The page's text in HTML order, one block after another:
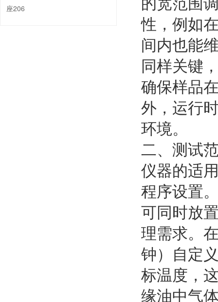
性，例如
间内也能
同样关键
确保样品
外，运行
环境。
二、测试
仪器的适
程序设置
可同时放
理需求。
钟）自定
标温度，
缘油中气
座206